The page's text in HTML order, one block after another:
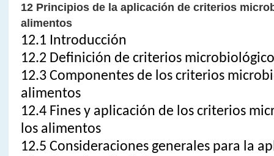
12 Principios de la aplicación de criterios
alimentos
12.1 Introducción
12.2 Definición de criterios
12.3 Componentes de los criterios
alimentos
12.4 Fines y aplicación de los criterios
los alimentos
12.5 Consideraciones generales para la